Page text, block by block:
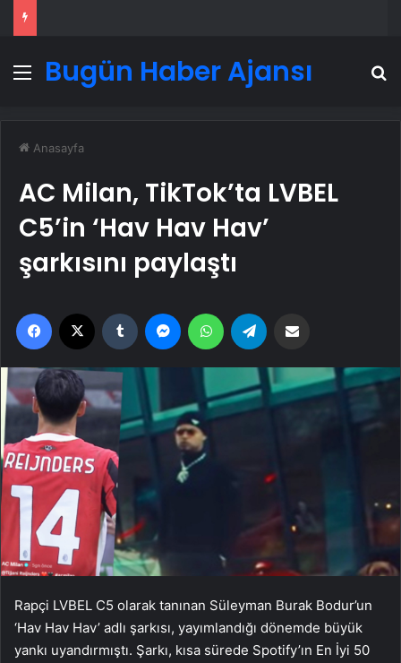
Menü
Bugün Haber Ajansı
Anasayfa
AC Milan, TikTok’ta LVBEL
C5’in ‘Hav Hav Hav’
şarkısını paylaştı
Facebook Tumblr MessengerWhatsApp
Rapçi LVBEL C5 olarak tanınan Süleyman Burak Bodur’un
‘Hav Hav Hav’ adlı şarkısı, yayımlandığı dönemde büyük
yankı uyandırmıştı. Şarkı, kısa sürede Spotify’ın En İyi 50